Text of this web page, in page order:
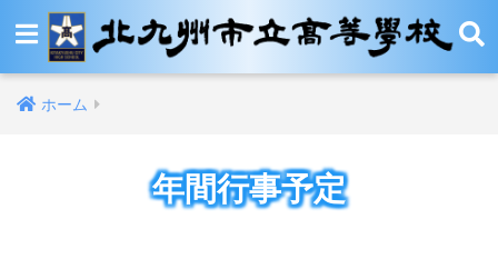
ホーム
年間行事予定
12:00 AM
1:00 AM